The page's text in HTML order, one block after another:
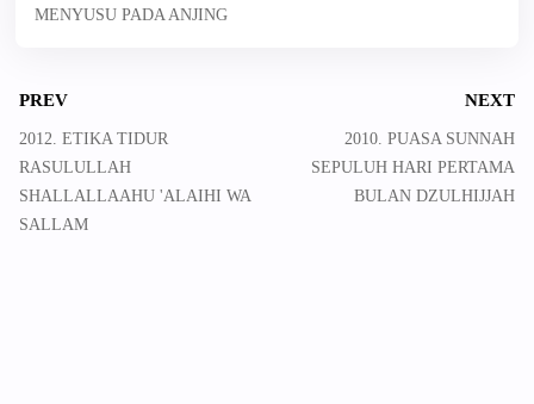
MENYUSU PADA ANJING
PREV
2012. ETIKA TIDUR
RASULULLAH
SHALLALLAAHU 'ALAIHI WA
SALLAM
NEXT
2010. PUASA SUNNAH
SEPULUH HARI PERTAMA
BULAN DZULHIJJAH